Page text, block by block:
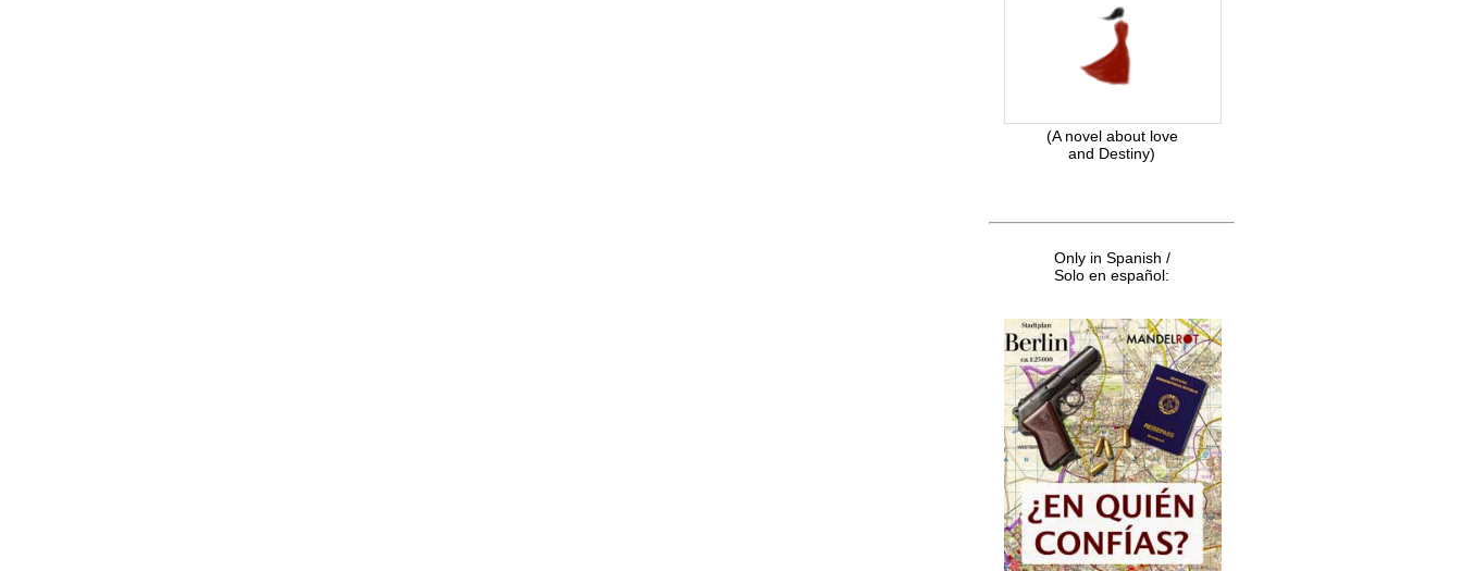
(A novel about love
and Destiny)
Only in Spanish /
Solo en español: